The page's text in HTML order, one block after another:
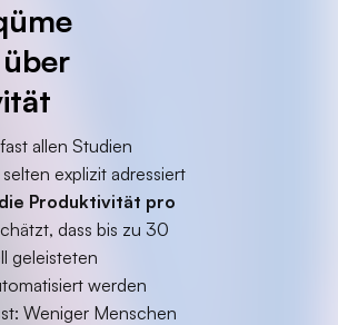
allen Studien
explizit adressiert
Produktivität pro
dass bis zu 30
geleisteten
werden
Weniger Menschen